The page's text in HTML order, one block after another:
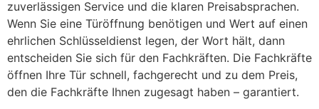
zuverlässigen Service und die klaren Preisabsprachen.
Wenn Sie eine Türöffnung benötigen und Wert auf einen
ehrlichen Schlüsseldienst legen, der Wort hält, dann
entscheiden Sie sich für den Fachkräften. Die Fachkräfte
öffnen Ihre Tür schnell, fachgerecht und zu dem Preis,
den die Fachkräfte Ihnen zugesagt haben – garantiert.